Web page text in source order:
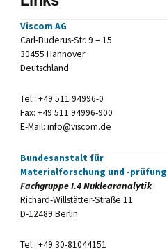
Viscom AG
Carl-Buderus-Str. 9 – 15
30455 Hannover
Deutschland
Tel.: +49 511 94996-0
Fax: +49 511 94996-900
E-Mail: info@viscom.de
Bundesanstalt für
Materialforschung und -prüfung
Fachgruppe I.4 Nuklearanalytik
Richard-Willstätter-Straße 11
D-12489 Berlin
Tel.: +49 30-81044151